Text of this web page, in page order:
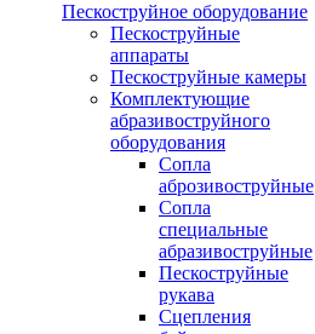
Пескоструйное оборудование
Пескоструйные
аппараты
Пескоструйные камеры
Комплектующие
абразивоструйного
оборудования
Сопла
аброзивоструйные
Сопла
специальные
абразивоструйные
Пескоструйные
рукава
Сцепления